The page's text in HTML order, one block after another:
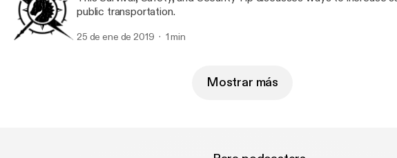
public transportation.
25 de ene de 2019 1 min
Mostrar más